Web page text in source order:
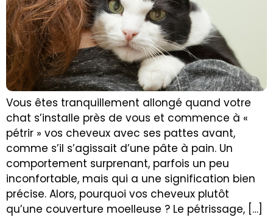
Vous êtes tranquillement allongé quand votre
chat s’installe près de vous et commence à «
pétrir » vos cheveux avec ses pattes avant,
comme s’il s’agissait d’une pâte à pain. Un
comportement surprenant, parfois un peu
inconfortable, mais qui a une signification bien
précise. Alors, pourquoi vos cheveux plutôt
qu’une couverture moelleuse ? Le pétrissage, […]